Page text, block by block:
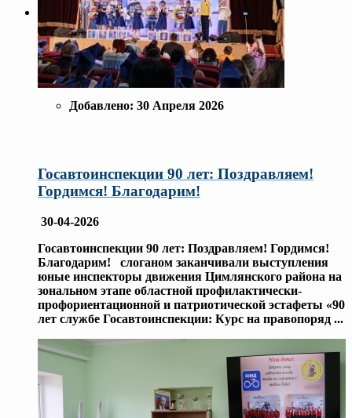
Добавлено: 30 Апреля 2026
Госавтоинспекции 90 лет: Поздравляем!
Гордимся! Благодарим!
30-04-2026
Госавтоинспекции 90 лет: Поздравляем! Гордимся!
Благодарим! слоганом заканчивали выступления
юные инспекторы движения Цимлянского района на
зональном этапе областной профилактически-
профориентационной и патриотической эстафеты «90
лет службе Госавтоинспекции: Курс на правопоряд ...